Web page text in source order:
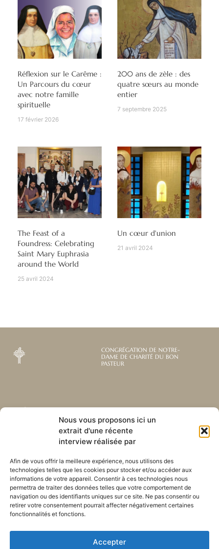
Nous vous proposons ici un
extrait d'une récente
interview réalisée par
Afin de vous offrir la meilleure expérience, nous utilisons des
technologies telles que les cookies pour stocker et/ou accéder aux
informations de votre appareil. Consentir à ces technologies nous
permettra de traiter des données telles que votre comportement de
navigation ou des identifiants uniques sur ce site. Ne pas consentir ou
retirer votre consentement pourrait affecter négativement certaines
fonctionnalités et fonctions.
Accepter
Réflexion sur le Carême :
Un Parcours du cœur
avec notre famille
spirituelle
17 février 2026
200 ans de zèle : des
quatre sœurs au monde
entier
7 septembre 2025
The Feast of a
Foundress: Celebrating
Saint Mary Euphrasia
around the World
25 avril 2024
Un cœur d'union
21 avril 2024
CONGRÉGATION DE NOTRE-
DAME DE CHARITÉ DU BON
PASTEUR
Abonnez-vous à notre
newsletter mensuelle
Recevez les dernières nouvelles
nos ministères à travers le monde.
S'ABONNER
Liens utiles
Envoyez-nous votre
Plan du site